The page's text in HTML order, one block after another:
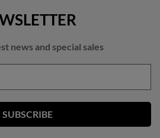
news and special sales